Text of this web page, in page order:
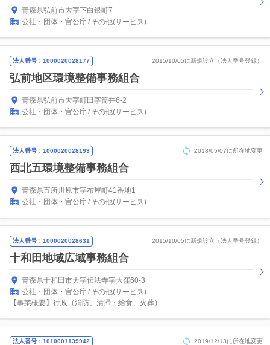
青森県弘前市大字下白銀町7
公社・団体・官公庁 その他(サービス)
法人番号：1000020028177 2015/10/05に新規設立（法人番号登録）
弘前地区環境整備事務組合
青森県弘前市大字町田字筒井6-2
公社・団体・官公庁 その他(サービス)
法人番号：1000020028193 2018/05/07に所在地変更
西北五環境整備事務組合
青森県五所川原市字布屋町41番地1
公社・団体・官公庁 その他(サービス)
法人番号：1000020028631 2015/10/05に新規設立（法人番号登録）
十和田地域広域事務組合
青森県十和田市大字伝法寺字大窪60-3
公社・団体・官公庁 その他(サービス)
【事業概要】行政（消防、清掃・給食、火葬）
法人番号：1010001139942 2019/12/13に所在地変更